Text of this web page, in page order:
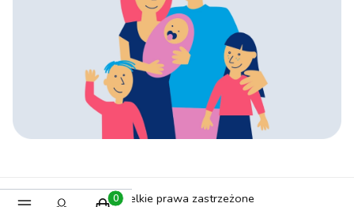
Ola4Kids © 2025 Wszelkie prawa zastrzeżone